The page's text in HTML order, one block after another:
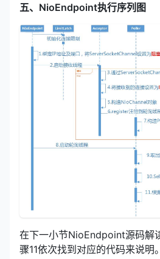
五、NioEndpoint执行序列图
在下一小节NioEndpoint源码解
骤11依次找到对应的代码来说明。